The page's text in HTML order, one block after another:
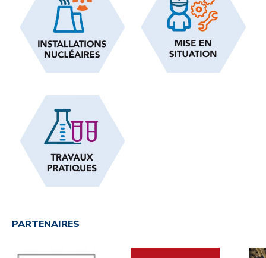
PARTENAIRES